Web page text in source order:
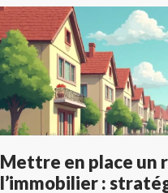
Mettre en place un
l’immobilier :